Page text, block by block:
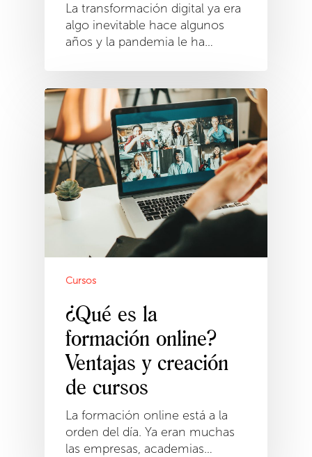
La transformación digital ya era
algo inevitable hace algunos
años y la pandemia le ha…
Cursos
¿Qué es la
formación online?
Ventajas y creación
de cursos
La formación online está a la
orden del día. Ya eran muchas
las empresas, academias…